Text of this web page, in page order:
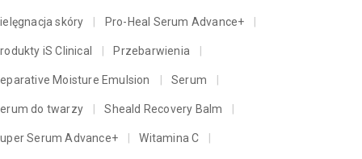
skóry Pro-Heal Serum Advance+
iS Clinical Przebarwienia
Moisture Emulsion Serum
do twarzy Sheald Recovery Balm
Serum Advance+ Witamina C